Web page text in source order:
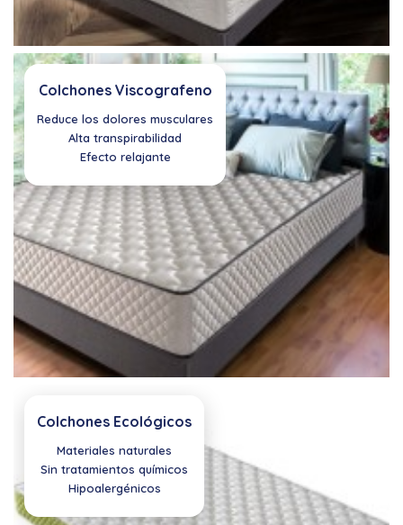
Colchones Viscografeno
Reduce los dolores musculares
Alta transpirabilidad
Efecto relajante
Colchones Ecológicos
Materiales naturales
Sin tratamientos químicos
Hipoalergénicos